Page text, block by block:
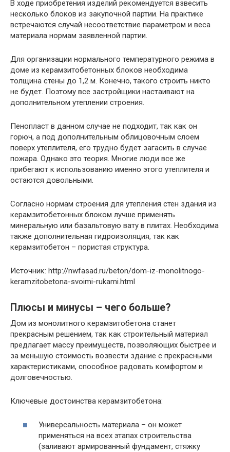
В ходе приобретения изделий рекомендуется взвесить
несколько блоков из закупочной партии. На практике
встречаются случай несоответствие параметром и веса
материала нормам заявленной партии.
Для организации нормального температурного режима в
доме из керамзитобетонных блоков необходима
толщина стены до 1,2 м. Конечно, такого строить никто
не будет. Поэтому все застройщики настаивают на
дополнительном утеплении строения.
Пенопласт в данном случае не подходит, так как он
горюч, а под дополнительным облицовочным слоем
поверх утеплителя, его трудно будет загасить в случае
пожара. Однако это теория. Многие люди все же
прибегают к использованию именно этого утеплителя и
остаются довольными.
Согласно нормам строения для утепления стен здания из
керамзитобетонных блоком лучше применять
минеральную или базальтовую вату в плитах. Необходима
также дополнительная гидроизоляция, так как
керамзитобетон – пористая структура.
Источник: http://nwfasad.ru/beton/dom-iz-monolitnogo-
keramzitobetona-svoimi-rukami.html
Плюсы и минусы – чего больше?
Дом из монолитного керамзитобетона станет
прекрасным решением, так как строительный материал
предлагает массу преимуществ, позволяющих быстрее и
за меньшую стоимость возвести здание с прекрасными
характеристиками, способное радовать комфортом и
долговечностью.
Ключевые достоинства керамзитобетона:
Универсальность материала – он может
применяться на всех этапах строительства
(заливают армированный фундамент, стяжку